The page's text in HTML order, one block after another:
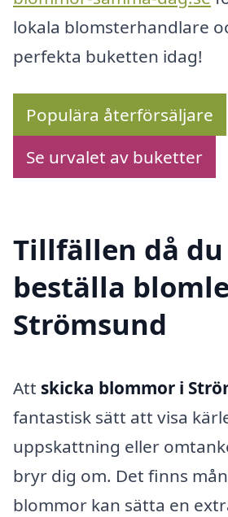
lokala blomsterhandlare
perfekta buketten idag!
Populära återförsäljare
Se urvalet av buketter
Tillfällen då
beställa
Strömsund
Att skicka blommor i
fantastisk sätt att visa
uppskattning eller
bryr dig om. Det finns
blommor kan sätta en